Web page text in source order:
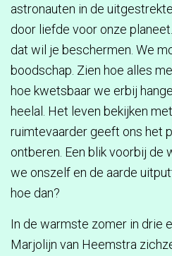
astronauten in de
door liefde voor onze
dat wil je beschermen. We
boodschap. Zien hoe alles
hoe kwetsbaar we erbij
heelal. Het leven bekijken
ruimtevaarder geeft ons het
ontberen. Een blik voorbij de
we onszelf en de aarde
hoe dan?
In de warmste zomer in drie
Marjolijn van Heemstra